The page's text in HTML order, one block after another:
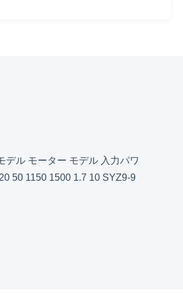
ル モーター モデル 入力パワ
50 1150 1500 1.7 10 SYZ9-9